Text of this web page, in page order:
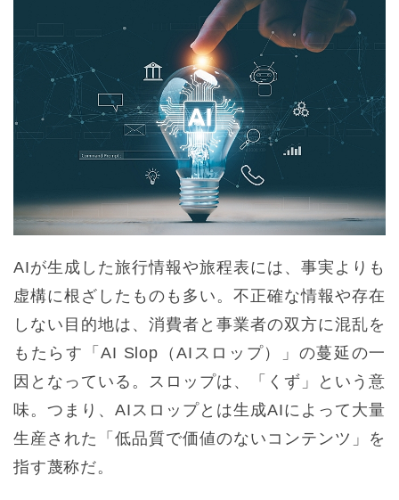
AIが生成した旅行情報や旅程表には、事実よりも
虚構に根ざしたものも多い。不正確な情報や存在
しない目的地は、消費者と事業者の双方に混乱を
もたらす「AI Slop（AIスロップ）」の蔓延の一
因となっている。スロップは、「くず」という意
味。つまり、AIスロップとは生成AIによって大量
生産された「低品質で価値のないコンテンツ」を
指す蔑称だ。